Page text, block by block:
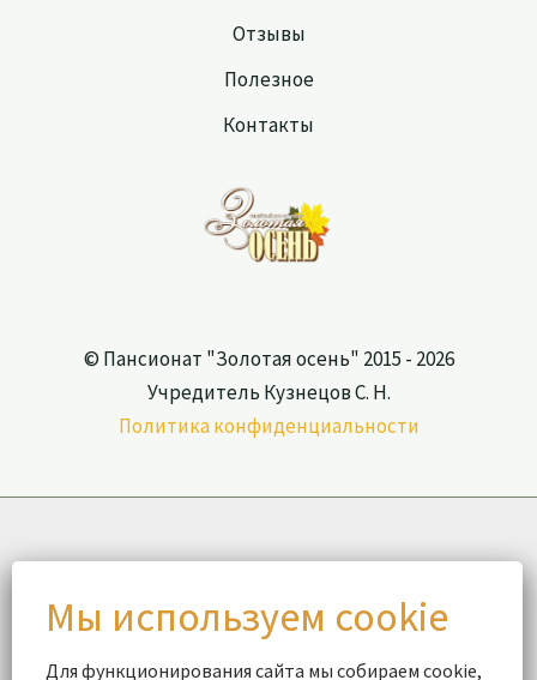
Отзывы
Полезное
Контакты
© Пансионат "Золотая осень" 2015 - 2026
Учредитель Кузнецов С. Н.
Политика конфиденциальности
Для функционирования сайта мы собираем cookie,